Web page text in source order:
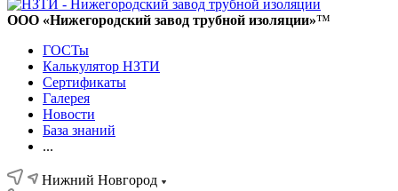
ООО «Нижегородский завод трубной изоляции»™
ГОСТы
Калькулятор НЗТИ
Сертификаты
Галерея
Новости
База знаний
...
Нижний Новгород